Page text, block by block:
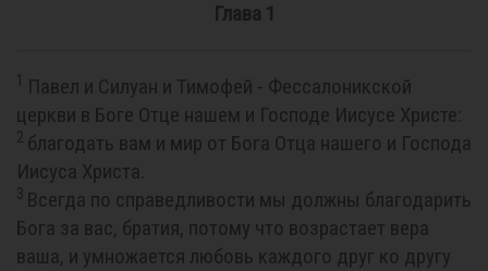
Глава 1
Павел и Силуан и Тимофей - Фессалоникской
церкви в Боге Отце нашем и Господе Иисусе Христе:
2 благодать вам и мир от Бога Отца нашего и Господа
Иисуса Христа.
3 Всегда по справедливости мы должны благодарить
Бога за вас, братия, потому что возрастает вера
ваша, и умножается любовь каждого друг ко другу